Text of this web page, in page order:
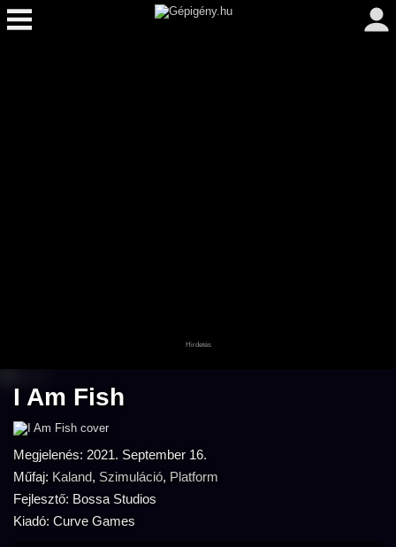
I Am Fish
Megjelenés: 2021. September 16.
Műfaj: Kaland, Szimuláció, Platform
Fejlesztő: Bossa Studios
Kiadó: Curve Games